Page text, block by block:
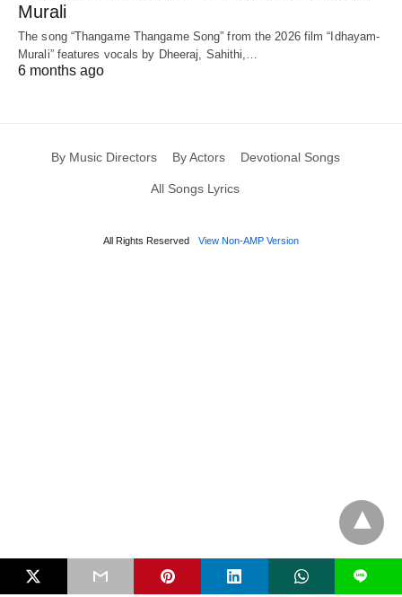
Murali
The song “Thangame Thangame Song” from the 2026 film “Idhayam-
Murali” features vocals by Dheeraj, Sahithi,…
6 months ago
By Music Directors By Actors Devotional Songs
All Songs Lyrics
All Rights Reserved View Non-AMP Version